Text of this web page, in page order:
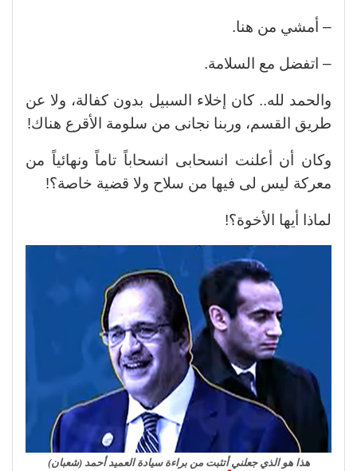
– أمشي من هنا.
– اتفضل مع السلامة.
والحمد لله.. كان إخلاء السبيل بدون كفالة، ولا عن
طريق القسم، وربنا نجانى من سلومة الأقرع هناك!
وكان أن أعلنت انسحابى انسحاباً تاماً ونهائياً من
معركة ليس لى فيها من سلاح ولا قضية خاصة؟!
لماذا أيها الأخوة؟!
هذا هو الذي جعلني أتثبت من براءة سيادة العميد أحمد (شعبان)